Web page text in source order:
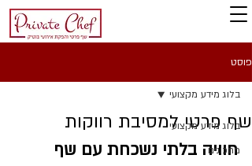
פוסט
בלוג מידע מקצועי
מתכונים
בלוג מידע מקצועי
​שף פרטי למסיבת רווקות
​חוויה בלתי נשכחת עם שף